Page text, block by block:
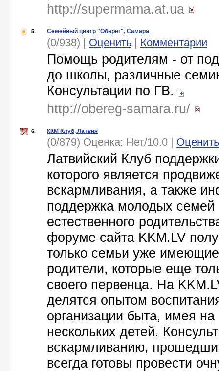
http://supermama.at.ua
5. Семейный центр "Оберег", Самара
(0/938) | Оценить | Комментарии
Помощь родителям - от
до школы, различные
Консультации по ГВ.
http://obereg-samara.ru/
6. ККМ Клуб, Латвия
(0/879) Оценка: Нет/10.0 | Оценить
Латвийский Клуб
которого является
вскармливания, а также
поддержка молодых семей
естественного
форуме сайта KKM.LV
только семьи уже
родители, которые еще
своего первенца. На
делятся опытом
организации быта, имея на
нескольких детей.
вскармливанию,
всегда готовы провести